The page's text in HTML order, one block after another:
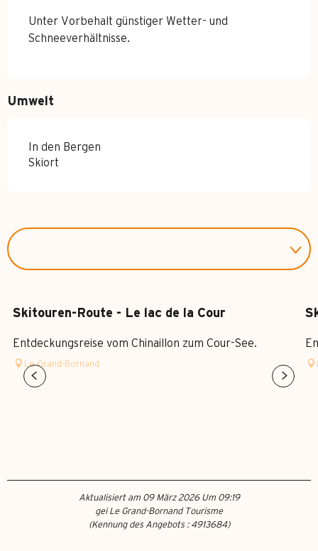
Unter Vorbehalt günstiger Wetter- und
Schneeverhältnisse.
Umwelt
In den Bergen
Skiort
Skitouren-Route - Le lac de la Cour
Entdeckungsreise vom Chinaillon zum Cour-See.
Le Grand-Bornand
Aktualisiert am 09 März 2026 Um 09:19
gei Le Grand-Bornand Tourisme
(Kennung des Angebots : 4913684)